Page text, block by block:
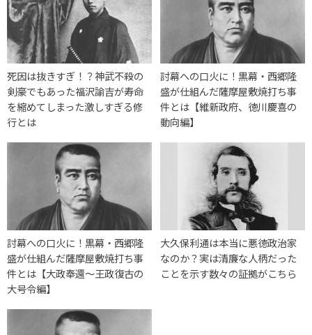
死因は抜きすぎ！？神武不殺の
剣豪でもあった福沢諭吉が寿命
を縮めてしまった激しすぎる修
行とは
討幕への口火に！黒幕・西郷隆
盛が仕組んだ薩摩屋敷焼打ち事
件とは【維新政府、徳川慶喜の
動向編】
討幕への口火に！黒幕・西郷隆
盛が仕組んだ薩摩屋敷焼打ち事
件とは【大政奉還〜王政復古の
大号令編】
大久保利通は本当に悪徳政治家
なのか？実は清廉な人柄だった
ことを示す数々の証拠がこちら